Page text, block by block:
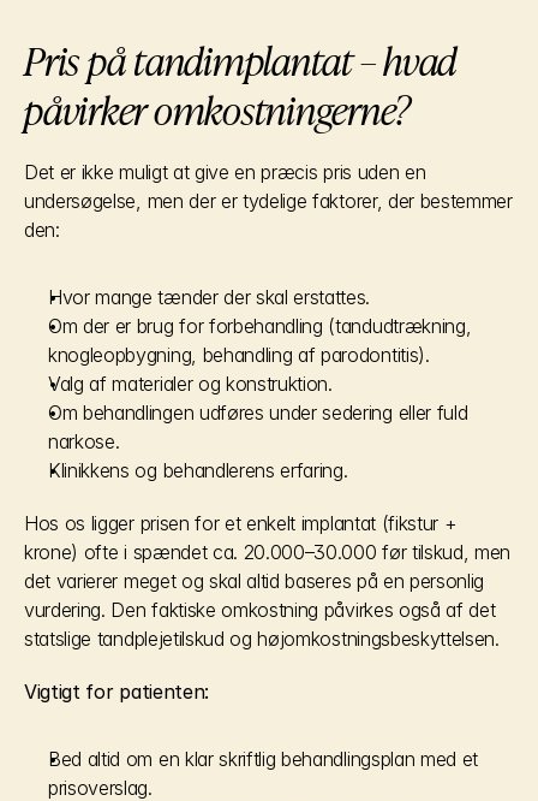
Pris på tandimplantat – hvad
påvirker omkostningerne?
Det er ikke muligt at give en præcis pris uden en
undersøgelse, men der er tydelige faktorer, der bestemmer
den:
Hvor mange tænder der skal erstattes.
Om der er brug for forbehandling (tandudtrækning,
knogleopbygning, behandling af parodontitis).
Valg af materialer og konstruktion.
Om behandlingen udføres under sedering eller fuld
narkose.
Klinikkens og behandlerens erfaring.
Hos os ligger prisen for et enkelt implantat (fikstur +
krone) ofte i spændet ca. 20.000–30.000 før tilskud, men
det varierer meget og skal altid baseres på en personlig
vurdering. Den faktiske omkostning påvirkes også af det
statslige tandplejetilskud og højomkostningsbeskyttelsen.
Vigtigt for patienten:
Bed altid om en klar skriftlig behandlingsplan med et
prisoverslag.